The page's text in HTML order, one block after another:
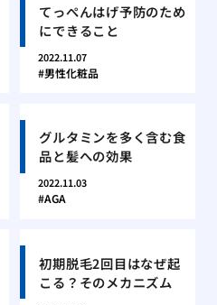
てっぺんはげ予防のため
にできること
2022.11.07
男性化粧品
グルタミンを多く含む食
品と髪への効果
2022.11.03
AGA
初期脱毛2回目はなぜ起
こる？そのメカニズム